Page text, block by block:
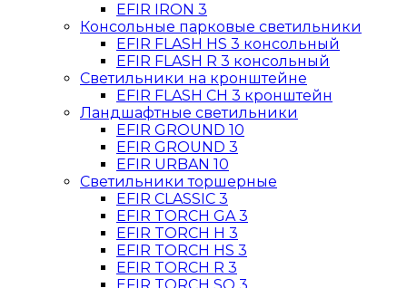
EFIR IRON 3
Консольные парковые светильники
EFIR FLASH HS 3 консольный
EFIR FLASH R 3 консольный
Светильники на кронштейне
EFIR FLASH CН 3 кронштейн
Ландшафтные светильники
EFIR GROUND 10
EFIR GROUND 3
EFIR URBAN 10
Светильники торшерные
EFIR CLASSIC 3
EFIR TORCH GA 3
EFIR TORCH H 3
EFIR TORCH HS 3
EFIR TORCH R 3